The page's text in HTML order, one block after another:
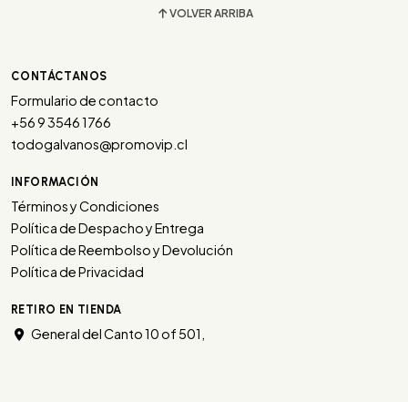
VOLVER ARRIBA
CONTÁCTANOS
Formulario de contacto
+56 9 3546 1766
todogalvanos@promovip.cl
INFORMACIÓN
Términos y Condiciones
Política de Despacho y Entrega
Política de Reembolso y Devolución
Política de Privacidad
RETIRO EN TIENDA
General del Canto 10 of 501,